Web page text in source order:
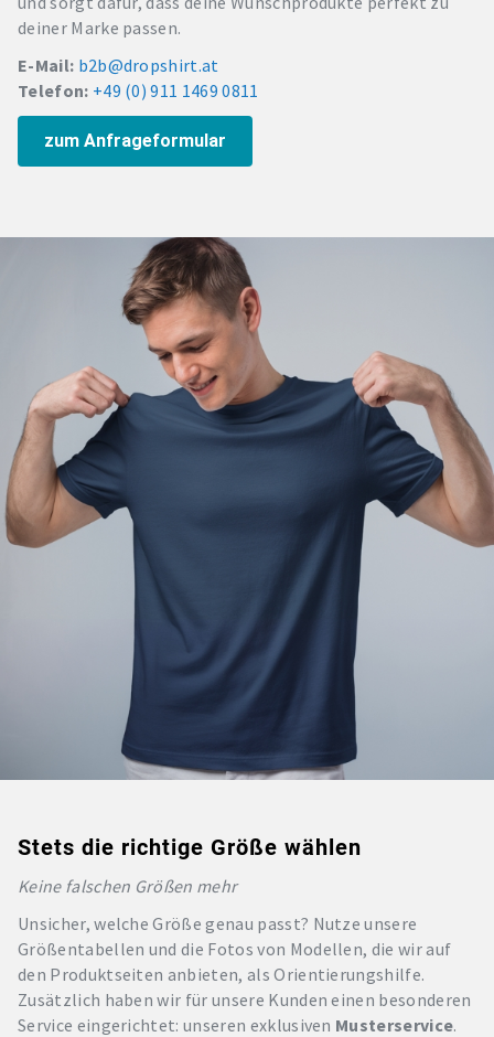
deiner Marke passen.
E-Mail: b2b@dropshirt.at
Telefon: +49 (0) 911 1469 0811
zum Anfrageformular
Stets die richtige Größe wählen
Keine falschen Größen mehr
Unsicher, welche Größe genau passt? Nutze unsere
Größentabellen und die Fotos von Modellen, die wir auf
den Produktseiten anbieten, als Orientierungshilfe.
Zusätzlich haben wir für unsere Kunden einen besonderen
Service eingerichtet: unseren exklusiven Musterservice.